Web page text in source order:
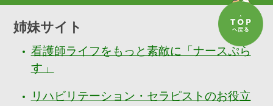
姉妹サイト
看護師ライフをもっと素敵に「ナースぷら
す」
リハビリテーション・セラピストのお役立